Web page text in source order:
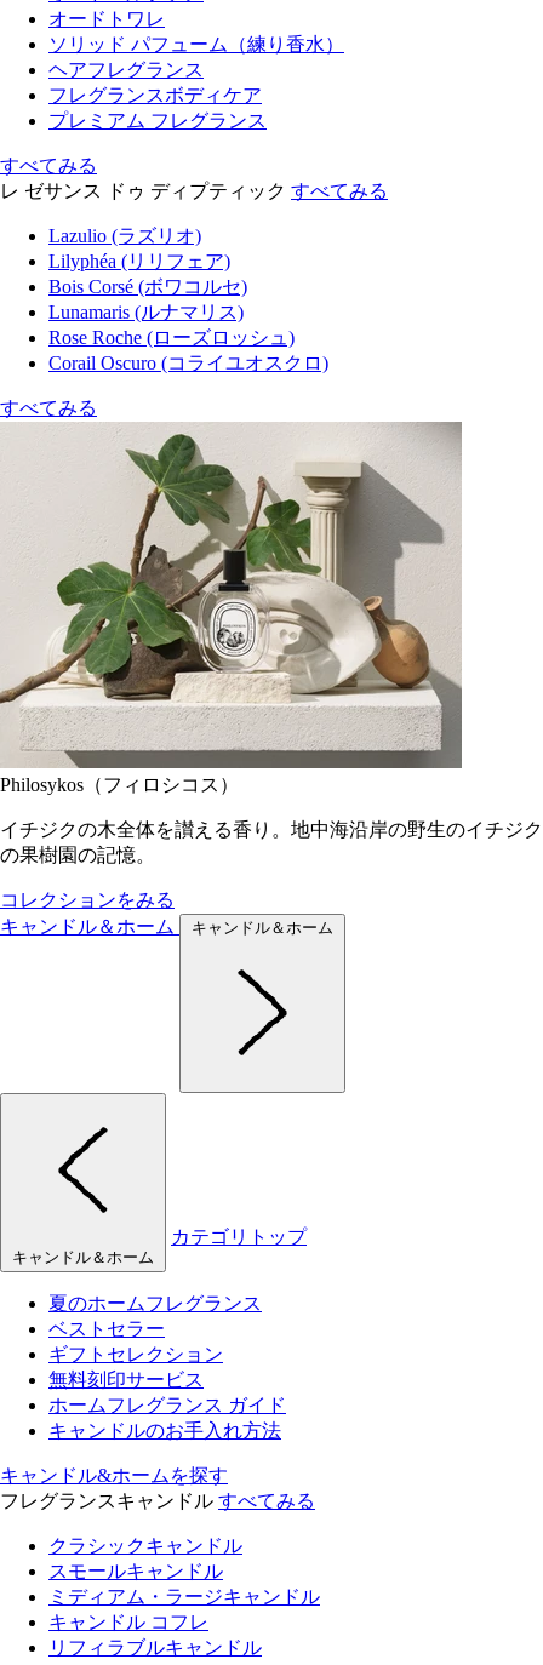
オードトワレ
ソリッド パフューム（練り香水）
ヘアフレグランス
フレグランスボディケア
プレミアム フレグランス
すべてみる
レ ゼサンス ドゥ ディプティック すべてみる
Lazulio (ラズリオ)
Lilyphéa (リリフェア)
Bois Corsé (ボワコルセ)
Lunamaris (ルナマリス)
Rose Roche (ローズロッシュ)
Corail Oscuro (コライユオスクロ)
すべてみる
Philosykos（フィロシコス）
イチジクの木全体を讃える香り。地中海沿岸の野生のイチジク
の果樹園の記憶。
コレクションをみる
キャンドル＆ホーム
キャンドル＆ホーム
キャンドル＆ホーム
カテゴリトップ
夏のホームフレグランス
ベストセラー
ギフトセレクション
無料刻印サービス
ホームフレグランス ガイド
キャンドルのお手入れ方法
キャンドル&ホームを探す
フレグランスキャンドル すべてみる
クラシックキャンドル
スモールキャンドル
ミディアム・ラージキャンドル
キャンドル コフレ
リフィラブルキャンドル